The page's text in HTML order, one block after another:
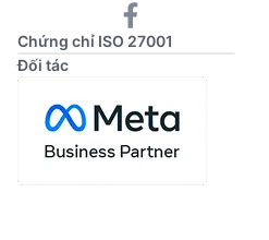
Chứng chỉ ISO 27001
Đối tác